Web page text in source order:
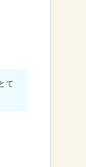
色で
て